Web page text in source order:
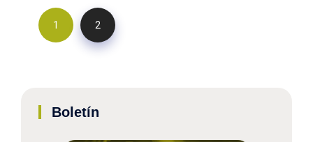
1 2
Boletín